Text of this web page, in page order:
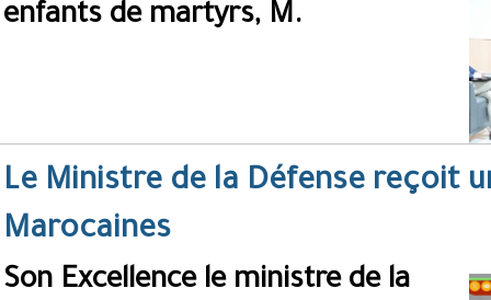
enfants de martyrs, M.
Le Ministre de la Défense reçoit
Marocaines
Son Excellence le ministre de la